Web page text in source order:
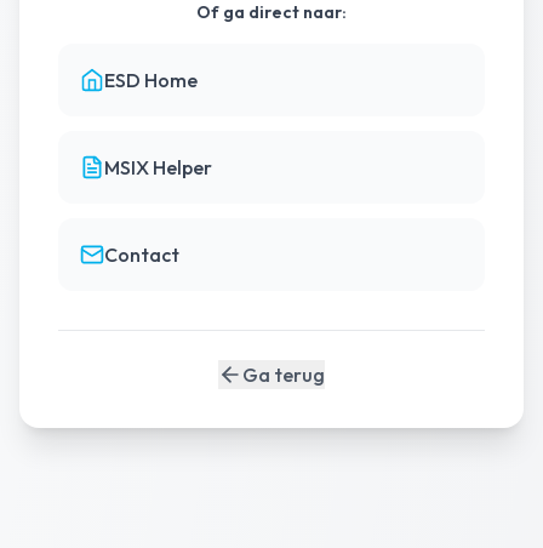
Of ga direct naar:
ESD Home
MSIX Helper
Contact
Ga terug